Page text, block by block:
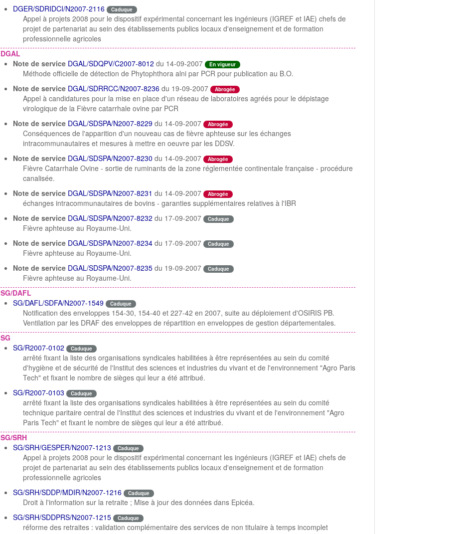
DGER/SDRIDCI/N2007-2116
Caduque
Appel à projets 2008 pour le dispositif expérimental concernant les ingénieurs (IGREF et IAE) chefs de
projet de partenariat au sein des établissements publics locaux d'enseignement et de formation
professionnelle agricoles
DGAL
Note de service DGAL/SDQPV/C2007-8012 du 14-09-2007 En vigueur
Méthode officielle de détection de Phytophthora alni par PCR pour publication au B.O.
Note de service DGAL/SDRRCC/N2007-8236 du 19-09-2007 Abrogée
Appel à candidatures pour la mise en place d'un réseau de laboratoires agréés pour le dépistage
virologique de la Fièvre catarrhale ovine par PCR
Note de service DGAL/SDSPA/N2007-8229 du 14-09-2007 Abrogée
Conséquences de l'apparition d'un nouveau cas de fièvre aphteuse sur les échanges
intracommunautaires et mesures à mettre en oeuvre par les DDSV.
Note de service DGAL/SDSPA/N2007-8230 du 14-09-2007 Abrogée
Fièvre Catarrhale Ovine - sortie de ruminants de la zone réglementée continentale française - procédure
canalisée.
Note de service DGAL/SDSPA/N2007-8231 du 14-09-2007 Abrogée
échanges intracommunautaires de bovins - garanties supplémentaires relatives à l'IBR
Note de service DGAL/SDSPA/N2007-8232 du 17-09-2007 Caduque
Fièvre aphteuse au Royaume-Uni.
Note de service DGAL/SDSPA/N2007-8234 du 17-09-2007 Caduque
Fièvre aphteuse au Royaume-Uni.
Note de service DGAL/SDSPA/N2007-8235 du 19-09-2007 Caduque
Fièvre aphteuse au Royaume-Uni.
SG/DAFL
SG/DAFL/SDFA/N2007-1549
Caduque
Notification des enveloppes 154-30, 154-40 et 227-42 en 2007, suite au déploiement d'OSIRIS PB.
Ventilation par les DRAF des enveloppes de répartition en enveloppes de gestion départementales.
SG
SG/R2007-0102
Caduque
arrêté fixant la liste des organisations syndicales habilitées à être représentées au sein du comité
d'hygiène et de sécurité de l'Institut des sciences et industries du vivant et de l'environnement "Agro Paris
Tech" et fixant le nombre de sièges qui leur a été attribué.
SG/R2007-0103
Caduque
arrêté fixant la liste des organisations syndicales habilitées à être représentées au sein du comité
technique paritaire central de l'Institut des sciences et industries du vivant et de l'environnement "Agro
Paris Tech" et fixant le nombre de sièges qui leur a été attribué.
SG/SRH
SG/SRH/GESPER/N2007-1213
Caduque
Appel à projets 2008 pour le dispositif expérimental concernant les ingénieurs (IGREF et IAE) chefs de
projet de partenariat au sein des établissements publics locaux d'enseignement et de formation
professionnelle agricoles
SG/SRH/SDDP/MDIR/N2007-1216
Caduque
Droit à l'information sur la retraite ; Mise à jour des données dans Epicéa.
SG/SRH/SDDPRS/N2007-1215
Caduque
réforme des retraites : validation complémentaire des services de non titulaire à temps incomplet